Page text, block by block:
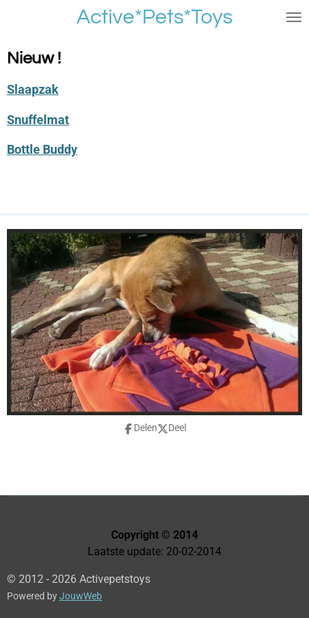
de
Active*Pets*Toys
Nieuw !
Slaapzak
Snuffelmat
Bottle Buddy
Delen Deel
Copyright © 2014
Laatste update: 20-02-2014
© 2012 - 2026 Activepetstoys
Powered byJouwWeb